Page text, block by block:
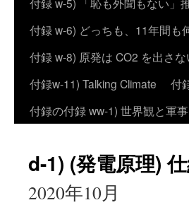
付録 w-6) どっちも、11年間も
付録 w-8) 原発は CO2 を出さな
付録w-11) Talking Climate
付
付録の付録 ww-1) 世界観と軍
d-1) (発電原理)
2020年10月